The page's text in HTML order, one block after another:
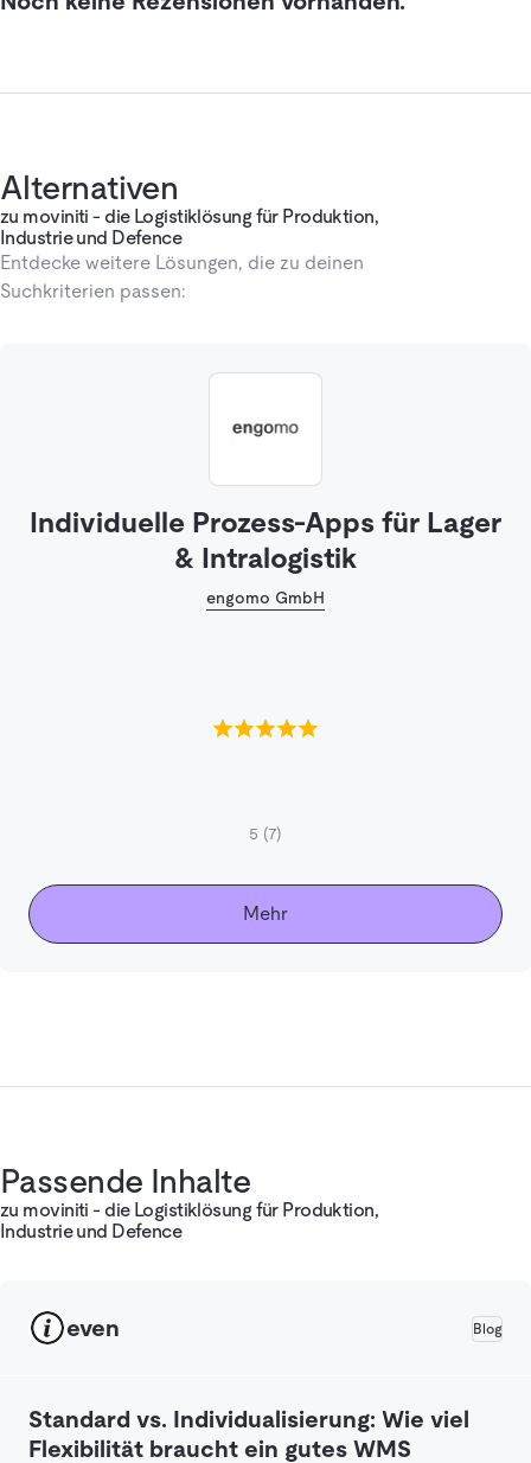
Alternativen
zu moviniti - die Logistiklösung für Produktion,
Industrie und Defence
Entdecke weitere Lösungen, die zu deinen
Suchkriterien passen:
Individuelle Prozess-Apps für Lager
& Intralogistik
engomo GmbH
5 (7)
Mehr
Passende Inhalte
zu moviniti - die Logistiklösung für Produktion,
Industrie und Defence
even Blog
Standard vs. Individualisierung: Wie viel
Flexibilität braucht ein gutes WMS